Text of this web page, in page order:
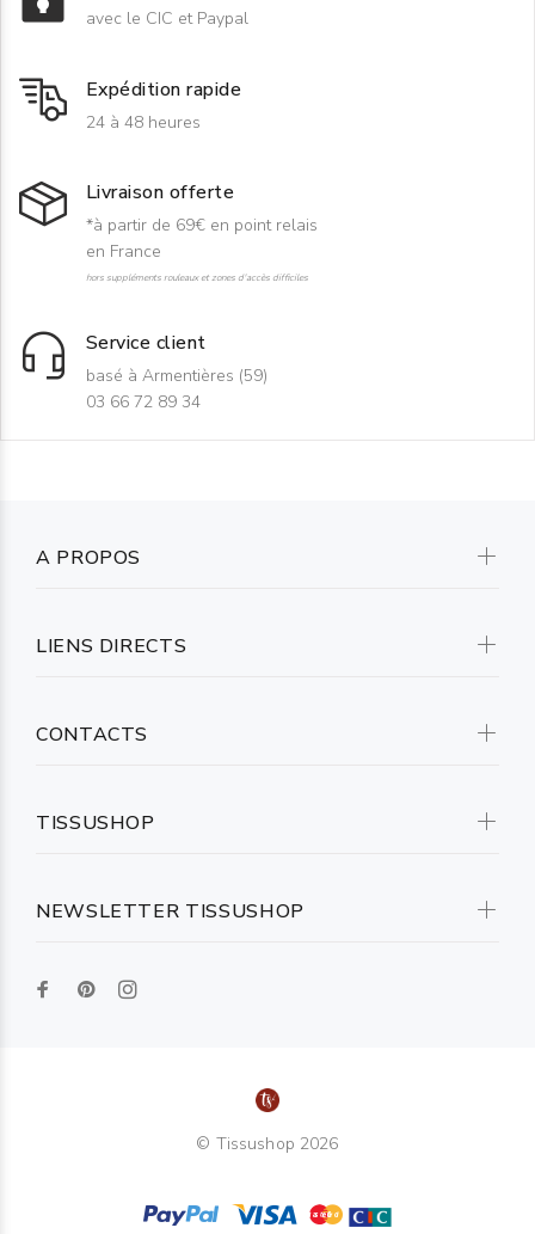
avec le CIC et Paypal
Expédition rapide
24 à 48 heures
Livraison offerte
*à partir de 69€ en point relais
en France
hors suppléments rouleaux et zones d'accès difficiles
Service client
basé à Armentières (59)
03 66 72 89 34
NEWSLETTER TISSUSHOP
A PROPOS
LIENS DIRECTS
CONTACTS
TISSUSHOP
© Tissushop 2026